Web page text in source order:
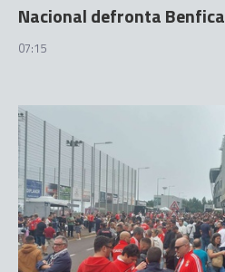
Nacional defronta Benfica
07:15